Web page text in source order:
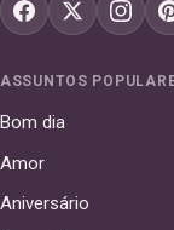
ASSUNTOS
Bom dia
Amor
Aniversário